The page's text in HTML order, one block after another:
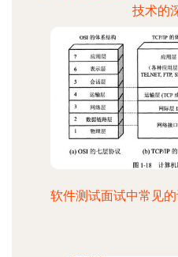
技术的
软件测试面试中常见